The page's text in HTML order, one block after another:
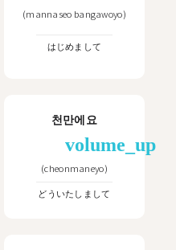
(mannaseo bangawoyo)
はじめまして
천만에요
volume_up
(cheonmaneyo)
どういたしまして